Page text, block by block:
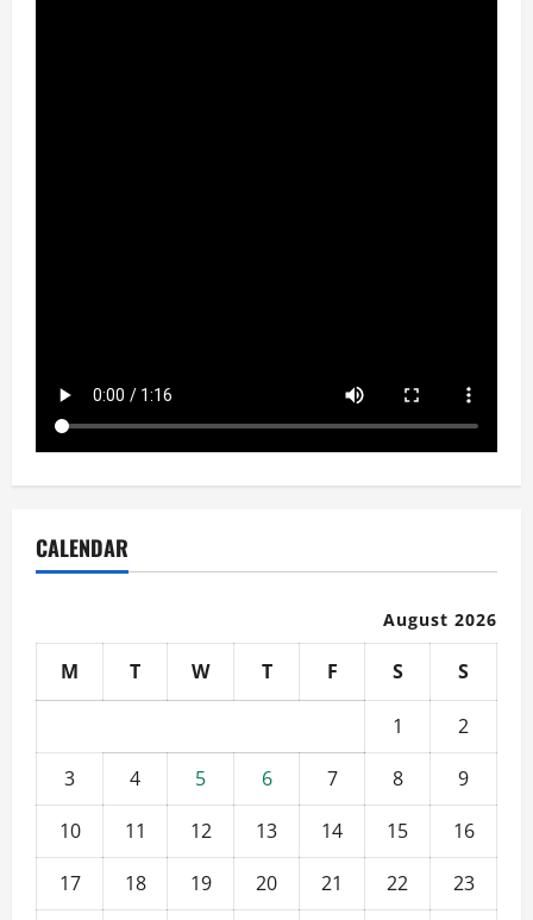
CALENDAR
August 2026
M T W T F S S
1
2
3
4 5 6 7 8
9
10
11 12 13 14 15
16
17
18 19 20 21 22
23